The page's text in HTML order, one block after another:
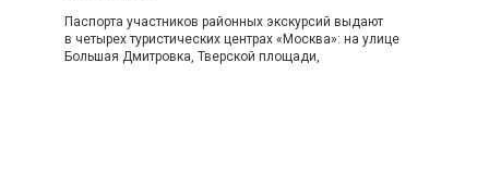
Паспорта участников районных экскурсий выдают
в четырех туристических центрах «Москва»: на улице
Большая Дмитровка, Тверской площади,